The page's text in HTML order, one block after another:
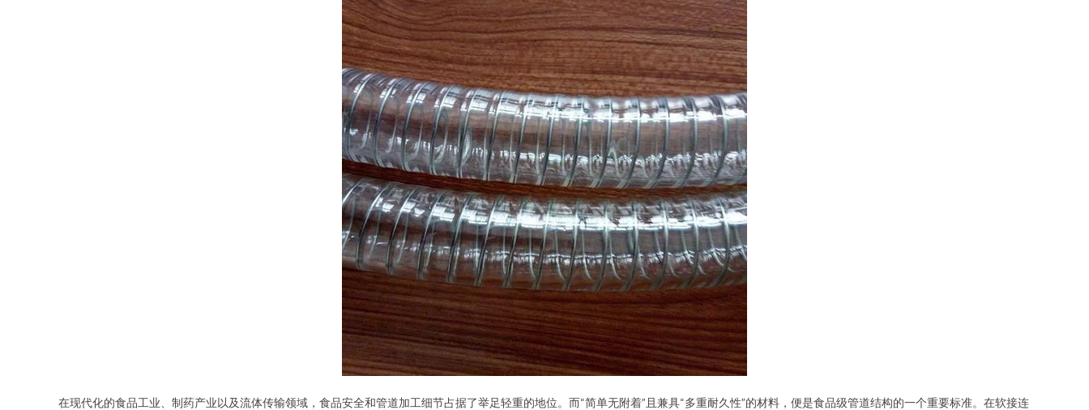
在现代化的食品工业、制药产业以及流体传输领域，食品安全和管道加工细节占据了举足轻重的地位。而“简单无附着”且兼具“多重耐久性”的材料，便是食品级管道结构的一个重要标准。在软接连